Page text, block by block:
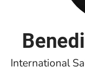
International